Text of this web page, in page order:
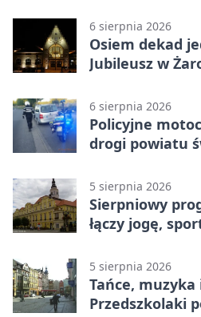
6 sierpnia 2026
Osiem dekad
Jubileusz w
6 sierpnia 2026
Policyjne
drogi powiatu
5 sierpnia 2026
Sierpniowy
łączy jogę,
5 sierpnia 2026
Tańce,
Przedszkolaki